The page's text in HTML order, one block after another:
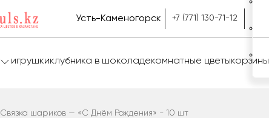
Усть-Каменогорск +7 (771) 130-71-12
игрушкиклубника в шоколадекомнатные цветыкорзины
Связка шариков — «С Днём Рождения» - 10 шт